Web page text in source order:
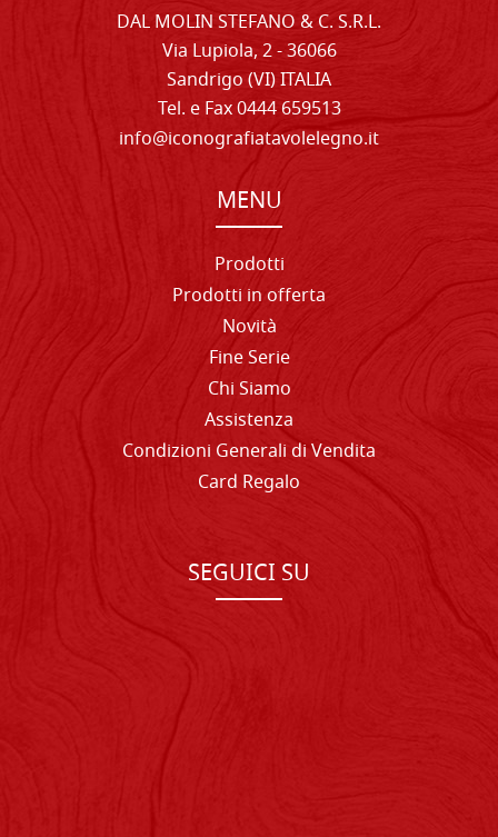
DAL MOLIN STEFANO & C. S.R.L.
Via Lupiola, 2 - 36066
Sandrigo (VI) ITALIA
Tel. e Fax 0444 659513
info@iconografiatavolelegno.it
MENU
Prodotti
Prodotti in offerta
Novità
Fine Serie
Chi Siamo
Assistenza
Condizioni Generali di Vendita
Card Regalo
SEGUICI SU